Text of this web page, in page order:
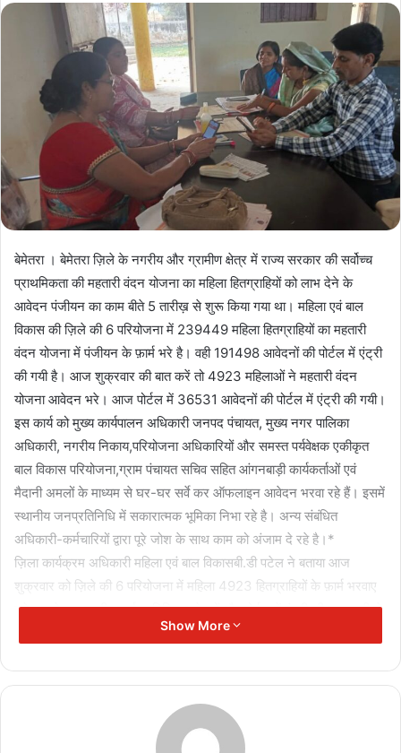
बेमेतरा । बेमेतरा ज़िले के नगरीय और ग्रामीण क्षेत्र में राज्य सरकार की सर्वोच्च
प्राथमिकता की महतारी वंदन योजना का महिला हितग्राहियों को लाभ देने के
आवेदन पंजीयन का काम बीते 5 तारीख़ से शुरू किया गया था। महिला एवं बाल
विकास की ज़िले की 6 परियोजना में 239449 महिला हितग्राहियों का महतारी
वंदन योजना में पंजीयन के फ़ार्म भरे है। वही 191498 आवेदनों की पोर्टल में एंट्री
की गयी है। आज शुक्रवार की बात करें तो 4923 महिलाओं ने महतारी वंदन
योजना आवेदन भरे। आज पोर्टल में 36531 आवेदनों की पोर्टल में एंट्री की गयी।
इस कार्य को मुख्य कार्यपालन अधिकारी जनपद पंचायत, मुख्य नगर पालिका
अधिकारी, नगरीय निकाय,परियोजना अधिकारियों और समस्त पर्यवेक्षक एकीकृत
बाल विकास परियोजना,ग्राम पंचायत सचिव सहित आंगनबाड़ी कार्यकर्ताओं एवं
मैदानी अमलों के माध्यम से घर-घर सर्वे कर ऑफलाइन आवेदन भरवा रहे हैं। इसमें
स्थानीय जनप्रतिनिधि में सकारात्मक भूमिका निभा रहे है। अन्य संबंधित
अधिकारी-कर्मचारियों द्वारा पूरे जोश के साथ काम को अंजाम दे रहे है।*
ज़िला कार्यक्रम अधिकारी महिला एवं बाल विकासबी.डी पटेल ने बताया आज
शुक्रवार को ज़िले की 6 परियोजना में महिला 4923 हितग्राहियों के फ़ार्म भरवाए
गये। कलेक्टर रणबीर शर्मा प्रतिदिन आवेदनों और पोर्टल में एंट्री की जानकारी ले
रहे है। उन्होंने स्पष्ट कहा है कि ज़िले की शत-प्रतिशत पात्र महिलाओं के आवेदन
Buland Hindustan
Show More